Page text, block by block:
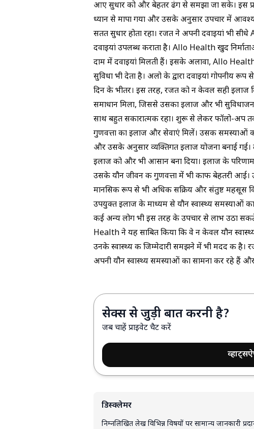
आए सुधार को और बेहतर ढंग से समझा जा सके। इस
ध्यान से मापा गया और उसके अनुसार उपचार में
सतत सुधार होता रहा। रजत ने अपनी दवाइयां भी
दवाइयां उपलब्ध कराता है। Allo Health खुद
दाम में दवाइयां मिलती हैं। इसके अलावा, Allo
सुविधा भी देता है। अलो के द्वारा दवाइयां गोपनीय
दिन के भीतर। इस तरह, रजत को न केवल सही इलाज
समाधान मिला, जिससे उसका इलाज और भी
साथ बहुत सकारात्मक रहा। शुरू से लेकर फॉलो-अप
गुणवत्ता का इलाज और सेवाएं मिलें। उसकी समस्याओं
और उसके अनुसार व्यक्तिगत इलाज योजना बनाई
इलाज को और भी आसान बना दिया। इलाज के
उसके यौन जीवन की गुणवत्ता में भी काफी बेहतरी
मानसिक रूप से भी अधिक सक्रिय और संतुष्ट महसूस
उपयुक्त इलाज के माध्यम से यौन स्वास्थ्य समस्याओं का
कई अन्य लोग भी इस तरह के उपचार से लाभ उठा
Health ने यह साबित किया कि वे न केवल यौन
उनके स्वास्थ्य की जिम्मेदारी समझने में भी मदद की है।
अपनी यौन स्वास्थ्य समस्याओं का सामना कर रहे हैं
सेक्स से जुड़ी बात करनी है?
जब चाहें प्राइवेट चैट करें
डिस्क्लेमर
निम्नलिखित लेख विभिन्न विषयों पर सामान्य जानकारी